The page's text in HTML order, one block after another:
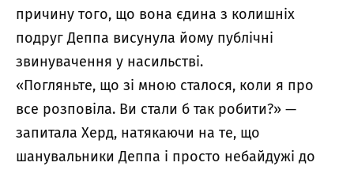
причину того, що вона єдина з колишніх
подруг Деппа висунула йому публічні
звинувачення у насильстві.
«Погляньте, що зі мною сталося, коли я про
все розповіла. Ви стали б так робити?» —
запитала Херд, натякаючи на те, що
шанувальники Деппа і просто небайдужі до